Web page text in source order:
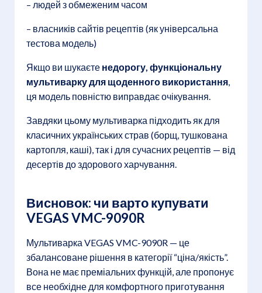
– людей з обмеженим часом
– власників сайтів рецептів (як універсальна
тестова модель)
Якщо ви шукаєте недорогу, функціональну
мультиварку для щоденного використання
ця модель повністю виправдає очікування.
Завдяки цьому мультиварка підходить як для
класичних українських страв (борщ, тушкована
картопля, каші), так і для сучасних рецептів — від
десертів до здорового харчування.
Висновок: чи варто купувати
VEGAS VMC-9090R
Мультиварка VEGAS VMC-9090R — це
збалансоване рішення в категорії “ціна/якість”.
Вона не має преміальних функцій, але пропонує
все необхідне для комфортного приготування